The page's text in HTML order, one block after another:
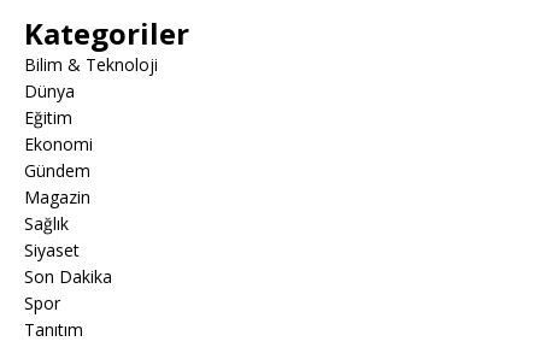
Kategoriler
Bilim & Teknoloji
Dünya
Eğitim
Ekonomi
Gündem
Magazin
Sağlık
Siyaset
Son Dakika
Spor
Tanıtım